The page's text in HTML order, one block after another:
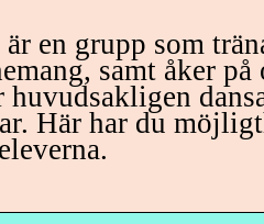
en grupp som
samt åker
Här har du